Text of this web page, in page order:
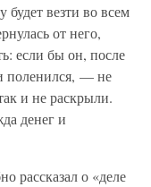
везти во всем
от него,
если бы он, после
поленился, — не
и не раскрыли.
денег и
рассказал о «деле